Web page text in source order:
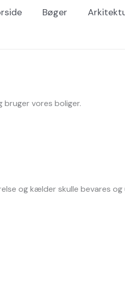
Bøger
vores boliger.
og kælder skulle bevares